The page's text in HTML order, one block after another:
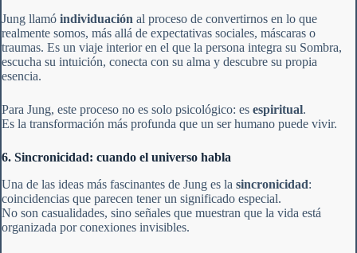
Jung llamó individuación al proceso de convertirnos en lo que
realmente somos, más allá de expectativas sociales, máscaras o
traumas. Es un viaje interior en el que la persona integra su Sombra,
escucha su intuición, conecta con su alma y descubre su propia
esencia.
Para Jung, este proceso no es solo psicológico: es espiritual.
Es la transformación más profunda que un ser humano puede vivir.
6. Sincronicidad: cuando el universo habla
Una de las ideas más fascinantes de Jung es la sincronicidad:
coincidencias que parecen tener un significado especial.
No son casualidades, sino señales que muestran que la vida está
organizada por conexiones invisibles.